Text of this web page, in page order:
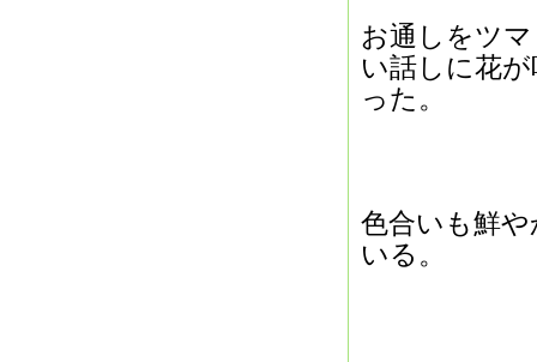
お通しをツ
い話しに花
った。
色合いも鮮
いる。